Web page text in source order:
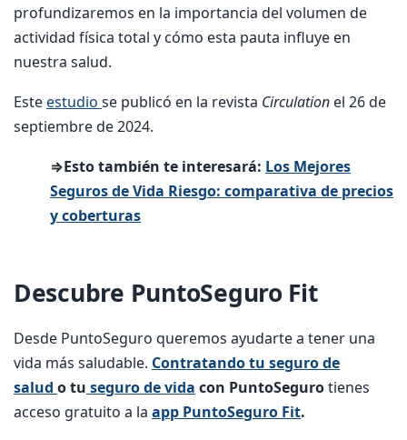
profundizaremos en la importancia del volumen de
actividad física total y cómo esta pauta influye en
nuestra salud.
Esteestudio se publicó en la revista Circulation el 26 de
septiembre de 2024.
⇒Esto también te interesará: Los Mejores
Seguros de Vida Riesgo: comparativa de precios
y coberturas
Descubre PuntoSeguro Fit
Desde PuntoSeguro queremos ayudarte a tener una
vida más saludable. Contratando tu seguro de
salud o tu seguro de vida con PuntoSegurotienes
acceso gratuito a la app PuntoSeguro Fit.